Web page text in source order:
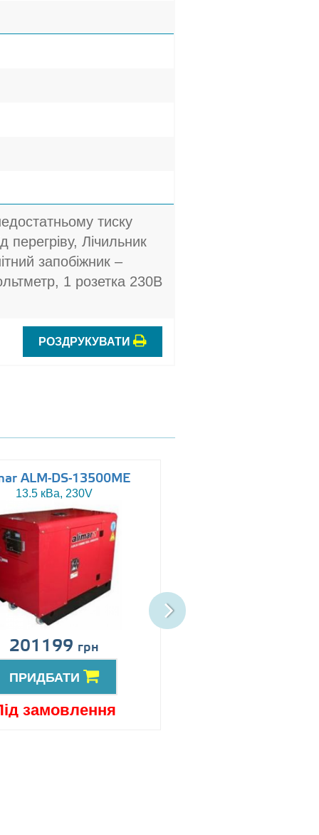
тиску
перегріву, Лічильник
запобіжник –
1 розетка 230В
РОЗДРУКУВАТИ
ALM-DS-13500ME
13.5 кВа, 230V
201199 грн
ПРИДБАТИ
замовлення